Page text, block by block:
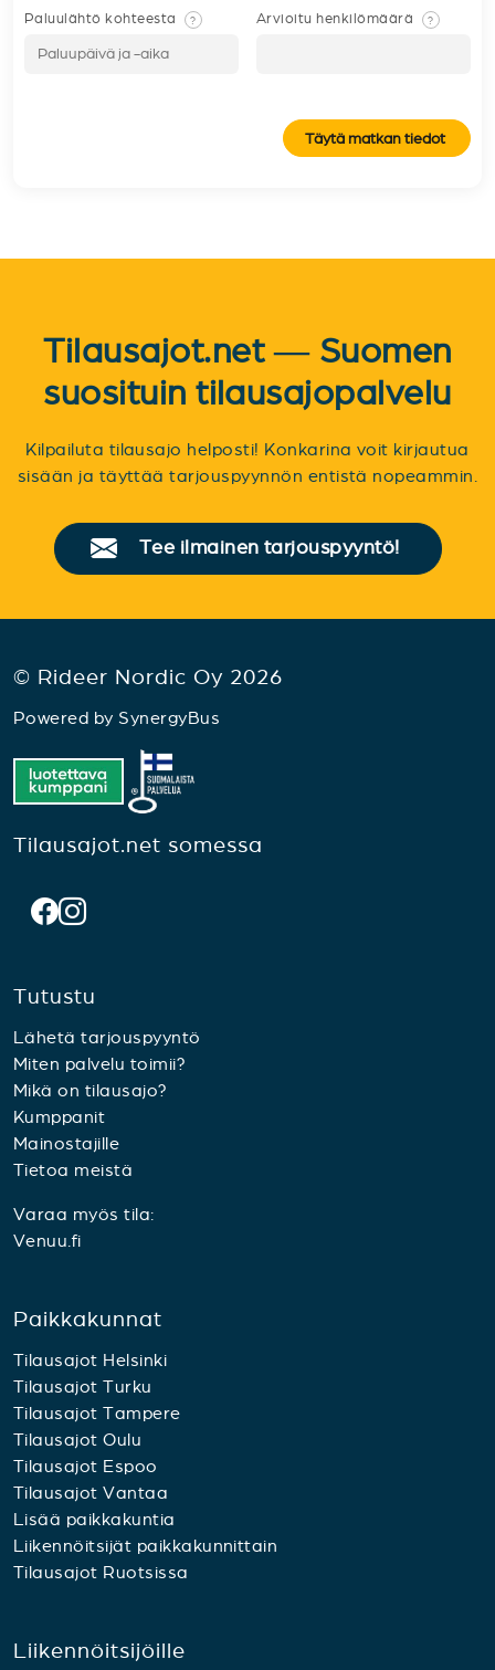
Paluulähtö kohteesta ? Arvioitu henkilömäärä ?
Täytä matkan tiedot
Tilausajot.net — Suomen
suosituin tilausajopalvelu
Kilpailuta tilausajo helposti! Konkarina voit kirjautua
sisään ja täyttää tarjouspyynnön entistä nopeammin.
Tee ilmainen tarjouspyyntö!
© Rideer Nordic Oy 2026
Powered by SynergyBus
Tilausajot.net somessa
Tutustu
Lähetä tarjouspyyntö
Miten palvelu toimii?
Mikä on tilausajo?
Kumppanit
Mainostajille
Tietoa meistä
Varaa myös tila:
Venuu.fi
Paikkakunnat
Tilausajot Helsinki
Tilausajot Turku
Tilausajot Tampere
Tilausajot Oulu
Tilausajot Espoo
Tilausajot Vantaa
Lisää paikkakuntia
Liikennöitsijät paikkakunnittain
Tilausajot Ruotsissa
Liikennöitsijöille